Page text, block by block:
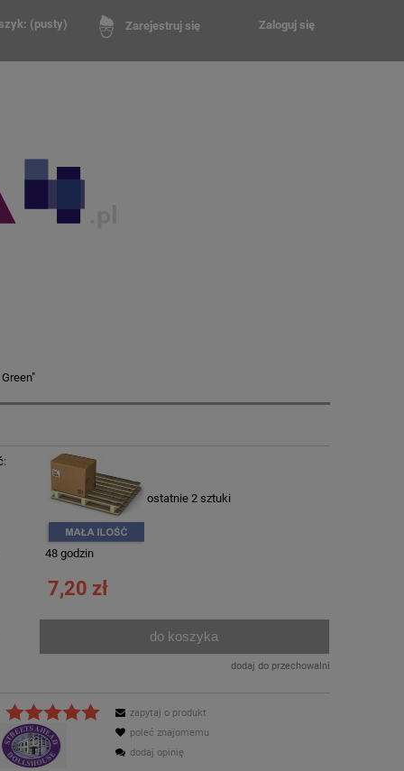
Zarejestruj się Zaloguj się
(pusty)
ostatnie 2 sztuki
48 godzin
7,20 zł
do koszyka
dodaj do przechowalni
zapytaj o produkt
poleć znajomemu
dodaj opinię